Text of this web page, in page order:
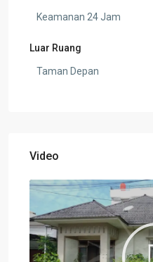
Keamanan 24 Jam
Luar Ruang
Taman Depan
Video